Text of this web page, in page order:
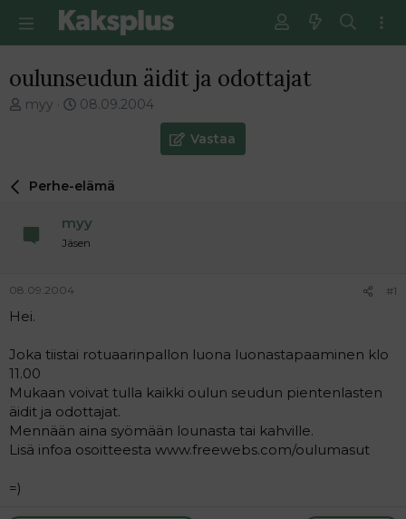
oulunseudun äidit ja odottajat
V
e
t
n
a
t
t
a
j
a
myy
E
m
i
n
08.09.2004
Vastaa
Perhe-elämä
myy
Jäsen
08.09.2004 #1
Hei.
Joka tiistai rotuaarinpallon luona luonastapaaminen klo
11.00
Mukaan voivat tulla kaikki oulun seudun pientenlasten
äidit ja odottajat.
Mennään aina syömään lounasta tai kahville.
Lisä infoa osoitteesta www.freewebs.com/oulumasut
=)